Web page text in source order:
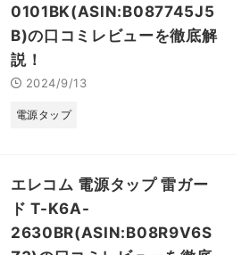
0101BK(ASIN:B087745J5
B)の口コミレビューを徹底解
説！
2024/9/13
電源タップ
エレコム 電源タップ 雷ガー
ド T-K6A-
2630BR(ASIN:B08R9V6S